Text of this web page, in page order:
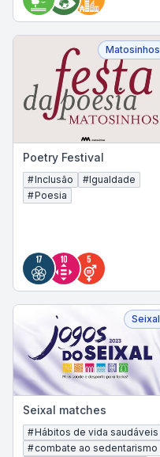
Matosinhos
Poetry Festival
#Inclusão #Igualdade
#Poesia
Seixal
Seixal matches
#Hábitos de vida saudáveis
#combate ao sedentarismo